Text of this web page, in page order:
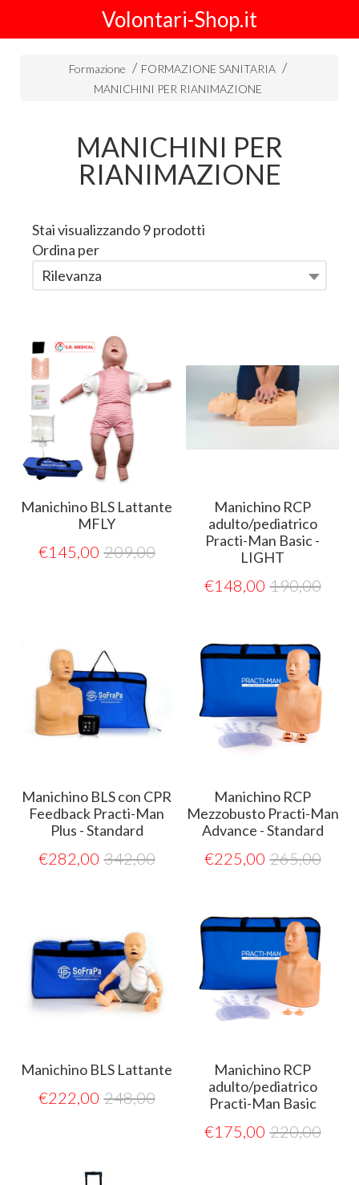
Volontari-Shop.it
Formazione
FORMAZIONE SANITARIA
MANICHINI PER RIANIMAZIONE
MANICHINI PER
RIANIMAZIONE
Stai visualizzando 9 prodotti
Ordina per
Rilevanza
Manichino BLS Lattante
MFLY
€145,00 209,00
Manichino RCP
adulto/pediatrico
Practi-Man Basic -
LIGHT
€148,00 190,00
Manichino BLS con CPR
Feedback Practi-Man
Plus - Standard
€282,00 342,00
Manichino RCP
Mezzobusto Practi-Man
Advance - Standard
€225,00 265,00
Manichino BLS Lattante
€222,00 248,00
Manichino RCP
adulto/pediatrico
Practi-Man Basic
€175,00 220,00